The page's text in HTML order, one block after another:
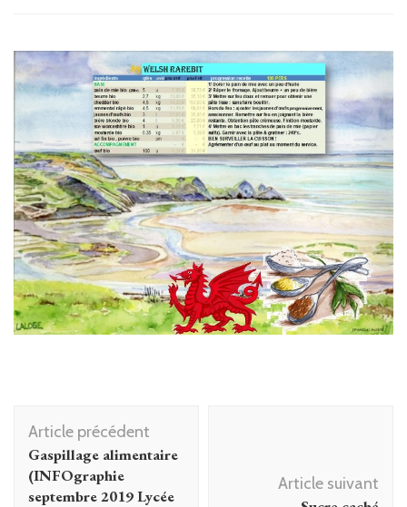
Navigation
d'article
Article précédent
Gaspillage alimentaire
(INFOgraphie
septembre 2019 Lycée
Article suivant